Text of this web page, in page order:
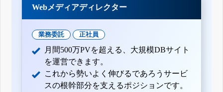
Webメディアディレクター
業務委託 正社員
月間500万PVを超える、大規模DBサイト
を運営できます。
これから勢いよく伸びるであろうサービ
スの根幹部分を支えるポジションです。